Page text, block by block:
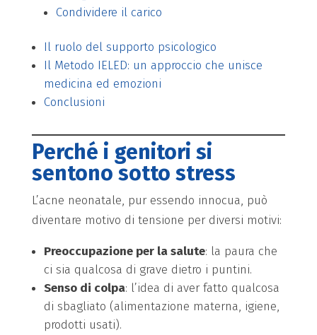
Condividere il carico
Il ruolo del supporto psicologico
Il Metodo IELED: un approccio che unisce
medicina ed emozioni
Conclusioni
Perché i genitori si
sentono sotto stress
L’acne neonatale, pur essendo innocua, può
diventare motivo di tensione per diversi motivi:
Preoccupazione per la salute: la paura che
ci sia qualcosa di grave dietro i puntini.
Senso di colpa: l’idea di aver fatto qualcosa
di sbagliato (alimentazione materna, igiene,
prodotti usati).